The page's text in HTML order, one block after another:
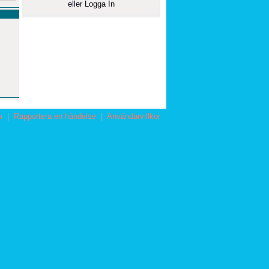
eller Logga In
| Rapportera en händelse | Användarvillkor